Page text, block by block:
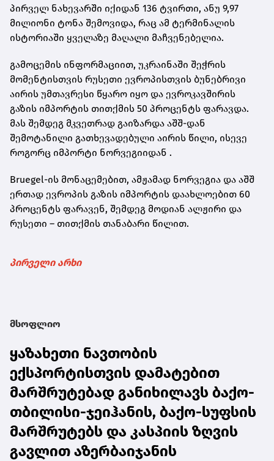
პირველ ნახევარში იქიდან 136 ტვირთი, ანუ 9,97
მილიონი ტონა შემოვიდა, რაც ამ ტერმინალის
ისტორიაში ყველაზე მაღალი მაჩვენებელია.
გამოცემის ინფორმაციით, უკრაინაში შეჭრის
მომენტისთვის რუსეთი ევროპისთვის ბუნებრივი
აირის უმთავრესი წყარო იყო და ევროკავშირის
გაზის იმპორტის თითქმის 50 პროცენტს ფარავდა.
მას შემდეგ მკვეთრად გაიზარდა აშშ-დან
შემოტანილი გათხევადებული აირის წილი, ისევე
როგორც იმპორტი ნორვეგიიდან .
Bruegel-ის მონაცემებით, ამჟამად ნორვეგია და აშშ
ერთად ევროპის გაზის იმპორტის დაახლოებით 60
პროცენტს ფარავენ, შემდეგ მოდიან ალჟირი და
რუსეთი – თითქმის თანაბარი წილით.
პირველი არხი
მსოფლიო
ყაზახეთი ნავთობის
ექსპორტისთვის დამატებით
მარშრუტებად განიხილავს ბაქო-
თბილისი-ჯეიჰანის, ბაქო-სუფსის
მარშრუტებს და კასპიის ზღვის
გავლით აზერბაიჯანის